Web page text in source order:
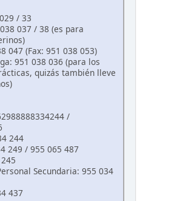
/ 33
037 / 38 (es para
047 (Fax: 951 038 053)
951 038 036 (para los
quizás también lleve
/
244
249 / 955 065 487
Secundaria: 955 034
437